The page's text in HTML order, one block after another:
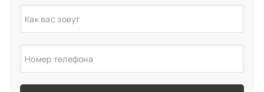
Как вас зовут
Номер телефона